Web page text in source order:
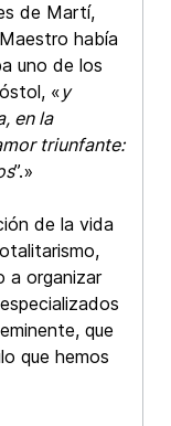
de Martí,
había
uno de los
«y
en la
triunfante:
”.»
de la vida
a organizar
que
que hemos